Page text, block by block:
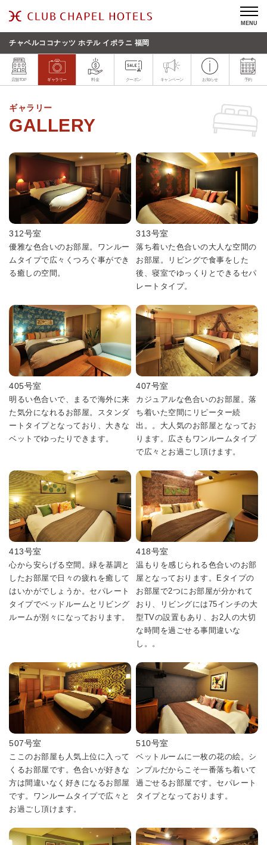
MENU
チャペルココナッツ ホテル イポラニ 福岡
店舗TOP ギャラリー 料金 クーポン キャンペーン お知らせ 予約
ギャラリー
312号室
優雅な色合いのお部屋。ワンルー
ムタイプで広々くつろぐ事ができ
る癒しの空間。
313号室
落ち着いた色合いの大人な空間の
お部屋。リビングで食事をした
後、寝室でゆっくりとできるセパ
レートタイプ。
405号室
明るい色合いで、まるで海外に来
た気分になれるお部屋。スタンダ
ートタイプとなっており、大きな
ベットでゆったりできます。
407号室
カジュアルな色合いのお部屋。落
ち着いた空間にリピーター続
出。。大人気のお部屋となってお
ります。広さもワンルームタイプ
で広々とお過ごし頂けます。
413号室
心から安らげる空間。緑を基調と
したお部屋で日々の疲れを癒して
はいかがでしょうか。セパレート
タイプでベッドルームとリビング
ルームが別々になっております。
418号室
温もりを感じられる色合いのお部
屋となっております。Eタイプの
お部屋で2つにお部屋が分かれて
おり、リビングには75インチの大
型TVの設置もあり、お2人の大切
な時間を過ごせる事間違いな
し。。
507号室
ここのお部屋も人気上位に入って
くるお部屋です。色合いが好きな
方は間違いなく好きになるお部屋
です。ワンルームタイプで広々と
お過ごし頂けます。
510号室
ベットルームに一枚の花の絵。シ
ンプルだからこそ一番落ち着いて
過ごせるお部屋です。セパレート
タイプとなっております。